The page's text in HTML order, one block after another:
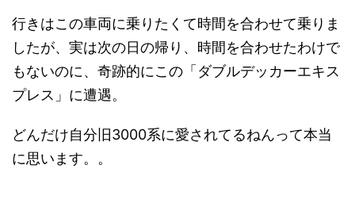
行きはこの車両に乗りたくて時間を合わせて乗りま
したが、実は次の日の帰り、時間を合わせたわけで
もないのに、奇跡的にこの「ダブルデッカーエキス
プレス」に遭遇。
どんだけ自分旧3000系に愛されてるねんって本当
に思います。。